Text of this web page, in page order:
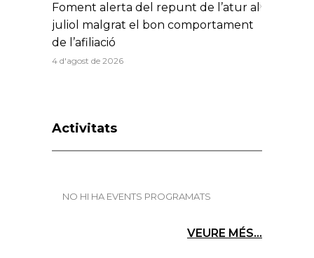
Foment alerta del repunt de l’atur al
juliol malgrat el bon comportament
de l’afiliació
4 d'agost de 2026
Activitats
NO HI HA EVENTS PROGRAMATS
VEURE MÉS...